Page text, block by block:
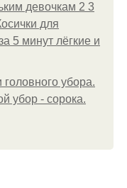
девочкам 2 3
для
5 минут лёгкие и
убора.
убор - сорока.